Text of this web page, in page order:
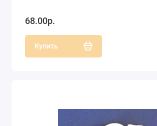
68.00р.
Купить